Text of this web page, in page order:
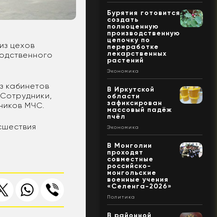
цехов
кабинетов
МЧС.
Бурятия готовится
создать
полноценную
производственную
цепочку по
переработке
лекарственных
растений
Экономика
В Иркутской
области
зафиксирован
массовый падёж
пчёл
Экономика
В Монголии
проходят
совместные
российско-
монгольские
военные учения
«Селенга-2026»
Политика